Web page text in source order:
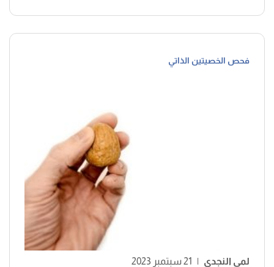
فحص الخصيتين الذاتي
لمى النجدي | 21 سبتمبر 2023